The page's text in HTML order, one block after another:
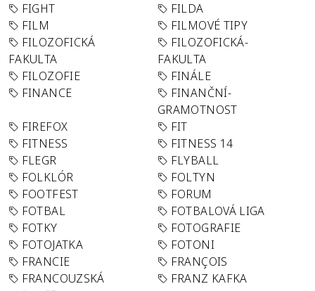
FIGHT
FILDA
FILM
FILMOVÉ TIPY
FILOZOFICKÁ
FAKULTA
FILOZOFICKÁ-
FAKULTA
FILOZOFIE
FINÁLE
FINANCE
FINANČNÍ-
GRAMOTNOST
FIREFOX
FIT
FITNESS
FITNESS 14
FLEGR
FLYBALL
FOLKLÓR
FOLTYN
FOOTFEST
FORUM
FOTBAL
FOTBALOVÁ LIGA
FOTKY
FOTOGRAFIE
FOTOJATKA
FOTONI
FRANCIE
FRANÇOIS
FRANCOUZSKÁ
FRANZ KAFKA